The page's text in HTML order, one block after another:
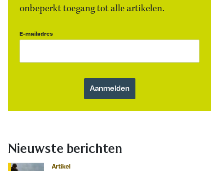
onbeperkt toegang tot alle artikelen.
E-mailadres
Nieuwste berichten
Artikel